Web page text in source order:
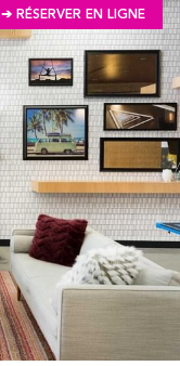
➔ RÉSERVER EN LIGNE